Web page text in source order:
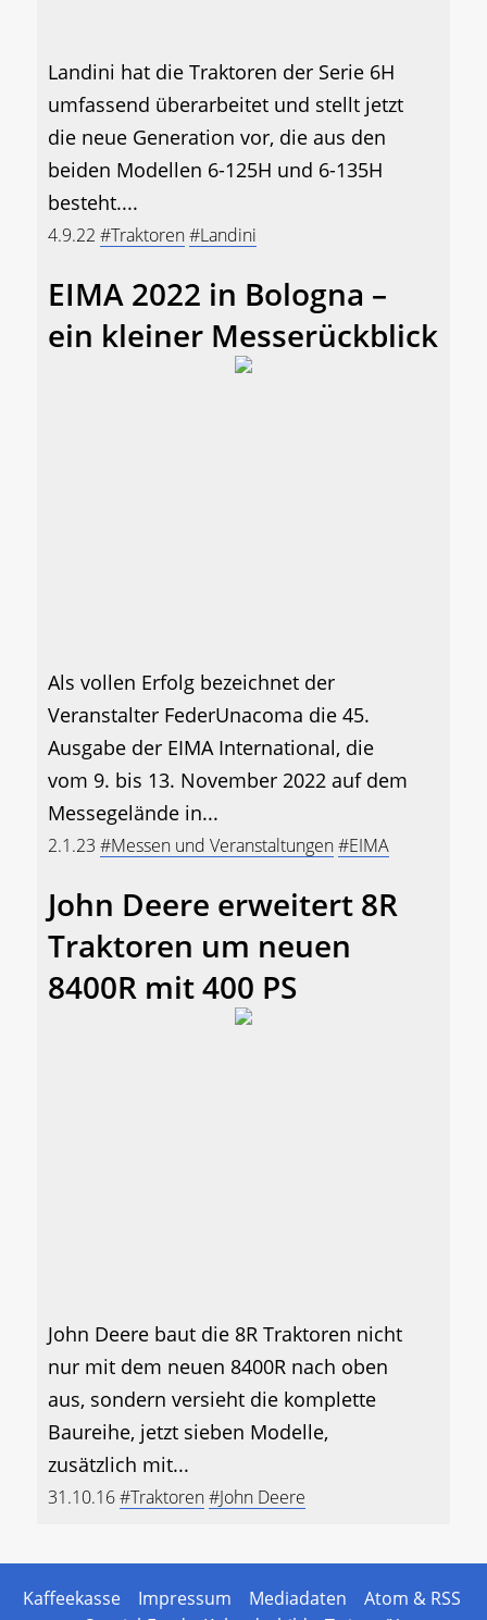
Landini hat die Traktoren der Serie 6H
umfassend überarbeitet und stellt jetzt
die neue Generation vor, die aus den
beiden Modellen 6-125H und 6-135H
besteht....
4.9.22 #Traktoren#Landini
EIMA 2022 in Bologna –
ein kleiner Messerückblick
Als vollen Erfolg bezeichnet der
Veranstalter FederUnacoma die 45.
Ausgabe der EIMA International, die
vom 9. bis 13. November 2022 auf dem
Messegelände in...
2.1.23 #Messen und Veranstaltungen#EIMA
John Deere erweitert 8R
Traktoren um neuen
8400R mit 400 PS
John Deere baut die 8R Traktoren nicht
nur mit dem neuen 8400R nach oben
aus, sondern versieht die komplette
Baureihe, jetzt sieben Modelle,
zusätzlich mit...
31.10.16#Traktoren#John Deere
Kaffeekasse Impressum Mediadaten
Atom & RSS